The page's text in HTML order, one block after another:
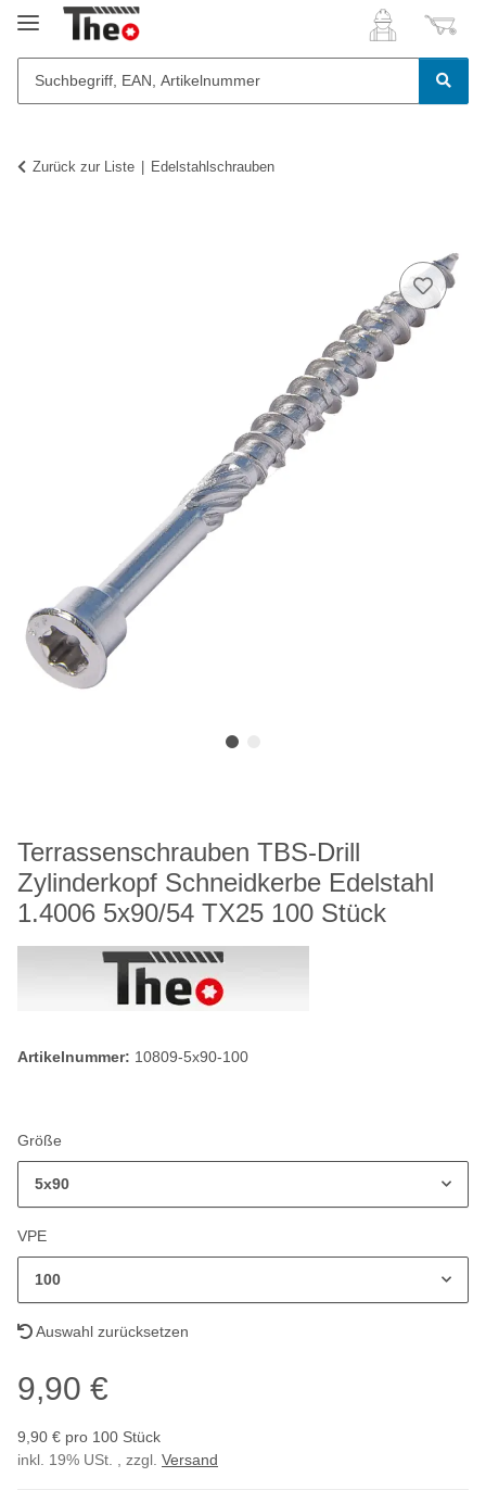
Zurück zur Liste Edelstahlschrauben
Terrassenschrauben TBS-Drill
Zylinderkopf Schneidkerbe Edelstahl
1.4006 5x90/54 TX25 100 Stück
Artikelnummer: 10809-5x90-100
Größe
5x90
VPE
100
Auswahl zurücksetzen
9,90 €
9,90 € pro 100 Stück
inkl. 19% USt. , zzgl. Versand